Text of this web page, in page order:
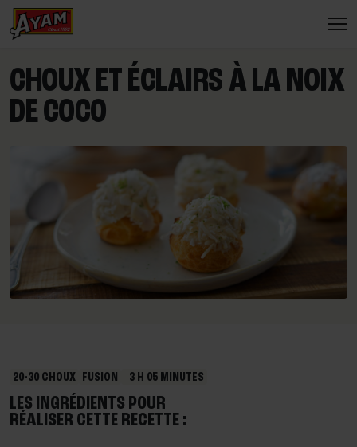
CHOUX ET ÉCLAIRS À LA NOIX
DE COCO
20-30 CHOUX FUSION 3 H 05 MINUTES
LES INGRÉDIENTS POUR
RÉALISER CETTE RECETTE :